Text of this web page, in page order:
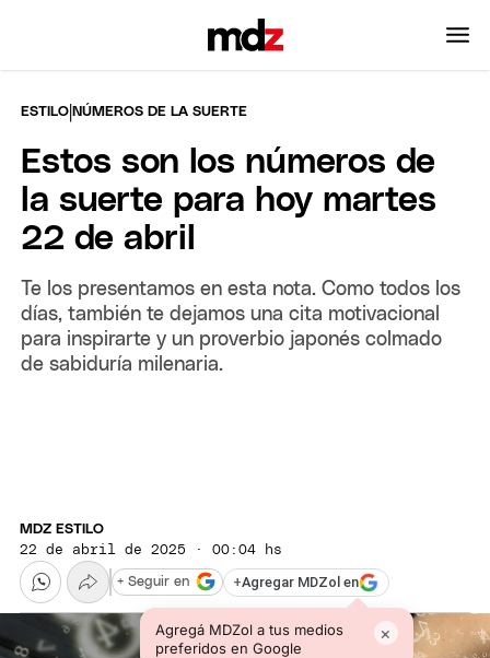
ESTILO |NÚMEROS DE LA SUERTE
Estos son los números de
la suerte para hoy martes
22 de abril
Te los presentamos en esta nota. Como todos los
días, también te dejamos una cita motivacional
para inspirarte y un proverbio japonés colmado
de sabiduría milenaria.
MDZ ESTILO
22 de abril de 2025 · 00:04 hs
+Agregar MDZol en
Agregá MDZol a tus medios
preferidos en Google
×
+ Seguir en